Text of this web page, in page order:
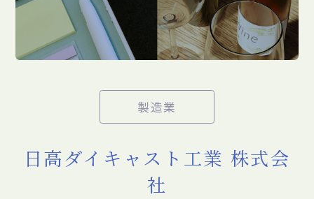
製造業
日高ダイキャスト工業 株式会
社